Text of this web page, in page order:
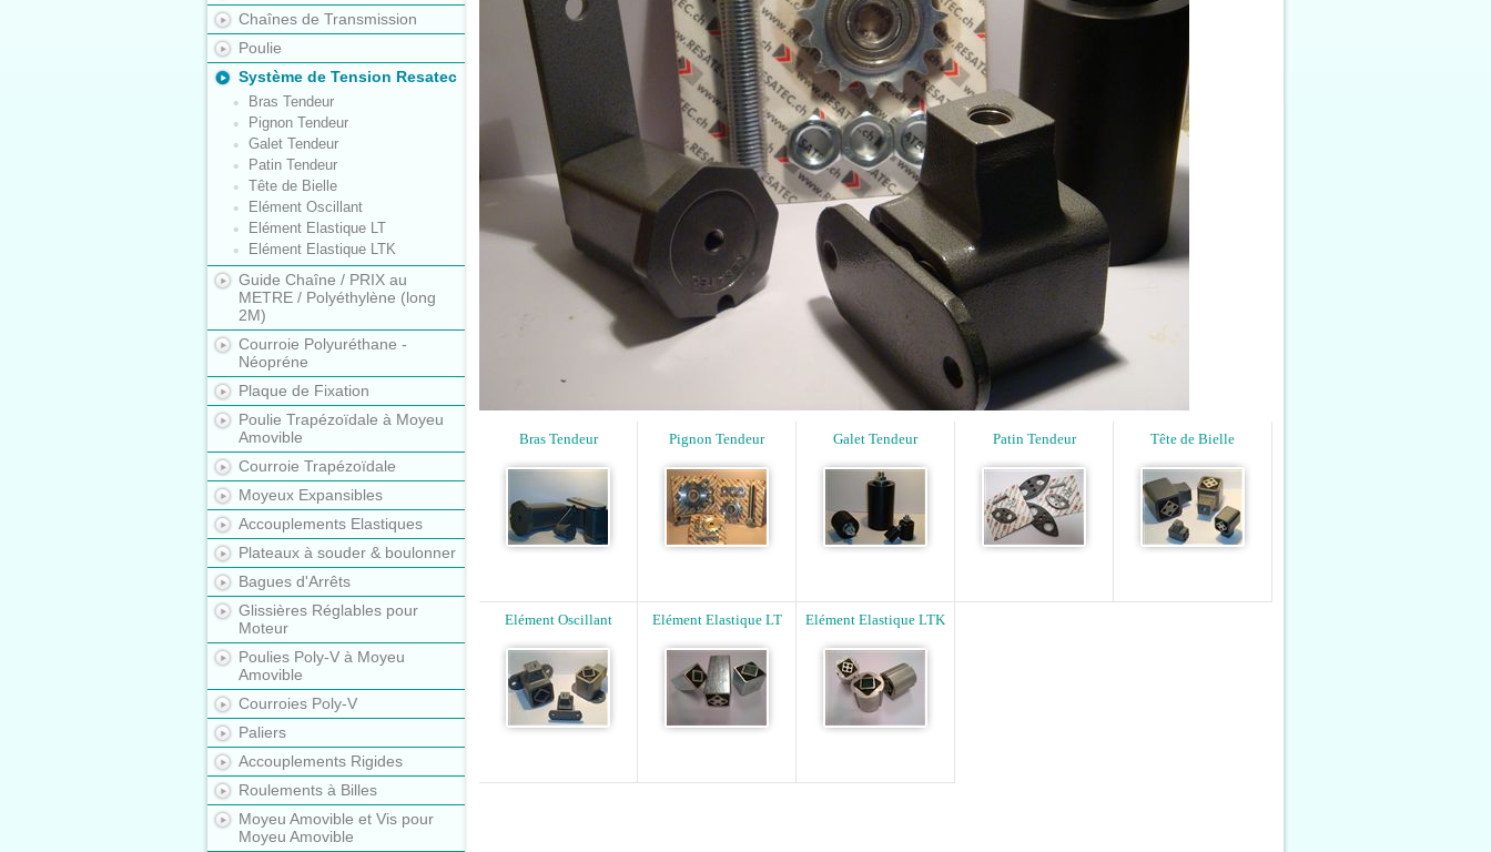
Chaînes de Transmission
Poulie
Système de Tension Resatec
Bras Tendeur
Pignon Tendeur
Galet Tendeur
Patin Tendeur
Tête de Bielle
Elément Oscillant
Elément Elastique LT
Elément Elastique LTK
Guide Chaîne / PRIX au
METRE / Polyéthylène (long
2M)
Courroie Polyuréthane -
Néopréne
Plaque de Fixation
Poulie Trapézoïdale à Moyeu
Amovible
Courroie Trapézoïdale
Moyeux Expansibles
Accouplements Elastiques
Plateaux à souder & boulonner
Bagues d'Arrêts
Glissières Réglables pour
Moteur
Poulies Poly-V à Moyeu
Amovible
Courroies Poly-V
Paliers
Accouplements Rigides
Roulements à Billes
Moyeu Amovible et Vis pour
Moyeu Amovible
Bras Tendeur Pignon Tendeur Galet Tendeur Patin Tendeur Tête de Bielle
Elément Oscillant Elément Elastique LT Elément Elastique LTK